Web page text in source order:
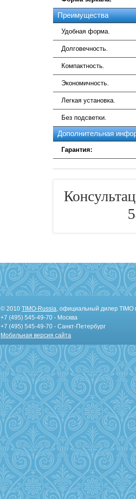
Преимущества
Удобная форма.
Долговечность.
Компактность.
Экономичность.
Легкая установка.
Без подсветки.
Дополнительная
Гарантия:
© 2010 TIMO-Russia, официальный дилер TIMO
+7 (495) 545-49-70 - Москва
+7 (495) 545-49-70 - Санкт-Петербург
Мобильная версия сайта